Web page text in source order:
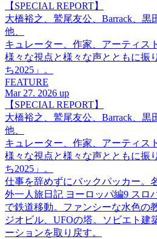
【SPECIAL REPORT】
大橋裕之、鷲尾友公、Barrack、黒
他、
キュレーター、作家、アーティス
様々な視点と様々な声とともに振
ち2025」。
FEATURE
Mar 27. 2026 up
【SPECIAL REPORT】
大橋裕之、鷲尾友公、Barrack、黒
他、
キュレーター、作家、アーティス
様々な視点と様々な声とともに振
ち2025」。
仕事を辞めずにバックパッカー。
外一人旅日記 ヨーロッパ編9 スロ
で鉄道移動。ファンシーな水色の
ジオビル、UFOの塔。ソビエト建
ーションを取り戻す。